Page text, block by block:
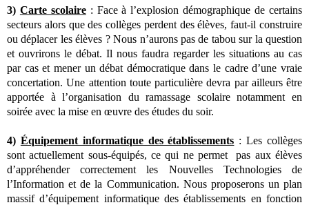
3) Carte scolaire: Face à l’explosion démographique de certains
secteurs alors que des collèges perdent des élèves, faut-il construire
ou déplacer les élèves ? Nous n’aurons pas de tabou sur la question
et ouvrirons le débat. Il nous faudra regarder les situations au cas
par cas et mener un débat démocratique dans le cadre d’une vraie
concertation. Une attention toute particulière devra par ailleurs être
apportée à l’organisation du ramassage scolaire notamment en
soirée avec la mise en œuvre des études du soir.
4) Équipement informatique des établissements : Les collèges
sont actuellement sous-équipés, ce qui ne permet
pas aux élèves
d’appréhender correctement les Nouvelles Technologies de
l’Information et de la Communication. Nous proposerons un plan
massif d’équipement informatique des établissements en fonction